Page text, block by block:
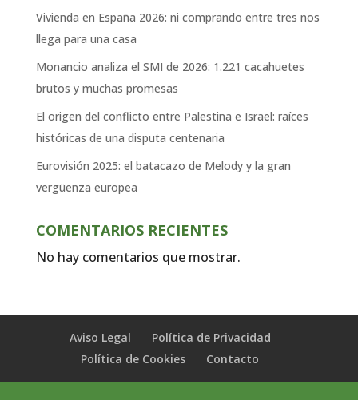
Vivienda en España 2026: ni comprando entre tres nos
llega para una casa
Monancio analiza el SMI de 2026: 1.221 cacahuetes
brutos y muchas promesas
El origen del conflicto entre Palestina e Israel: raíces
históricas de una disputa centenaria
Eurovisión 2025: el batacazo de Melody y la gran
vergüenza europea
COMENTARIOS RECIENTES
No hay comentarios que mostrar.
Aviso Legal
Política de Privacidad
Política de Cookies
Contacto